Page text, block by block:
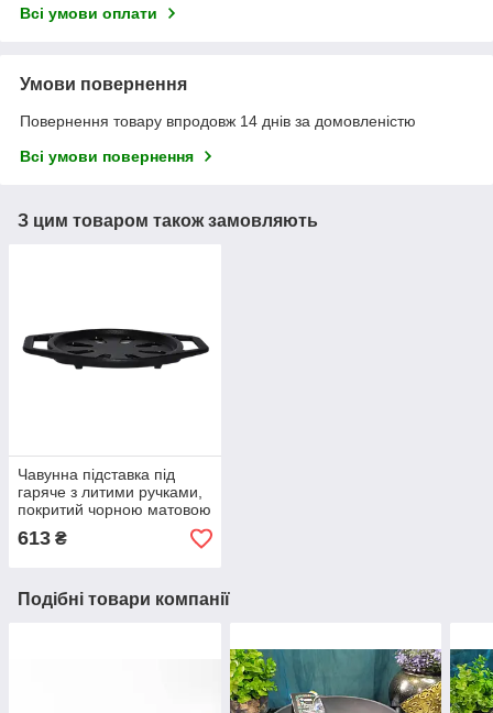
Всі умови оплати
Умови повернення
Повернення товару впродовж 14 днів за домовленістю
Всі умови повернення
З цим товаром також замовляють
Чавунна підставка під
гаряче з литими ручками,
покритий чорною матовою
613 ₴
Подібні товари компанії